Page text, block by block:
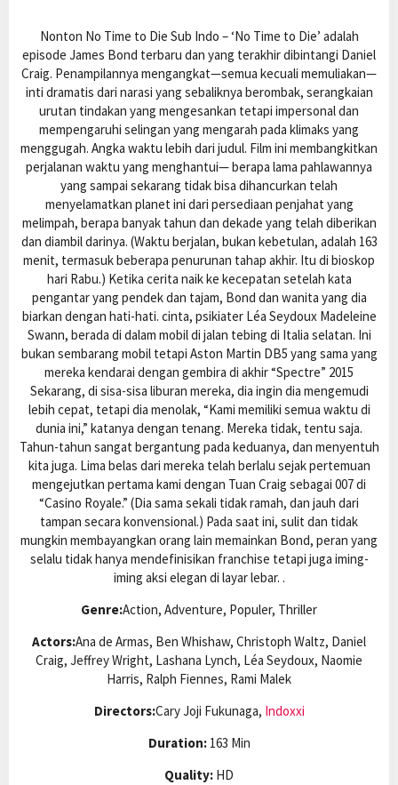
Nonton No Time to Die Sub Indo – ‘No Time to Die’ adalah
episode James Bond terbaru dan yang terakhir dibintangi Daniel
Craig. Penampilannya mengangkat—semua kecuali memuliakan—
inti dramatis dari narasi yang sebaliknya berombak, serangkaian
urutan tindakan yang mengesankan tetapi impersonal dan
mempengaruhi selingan yang mengarah pada klimaks yang
menggugah. Angka waktu lebih dari judul. Film ini membangkitkan
perjalanan waktu yang menghantui— berapa lama pahlawannya
yang sampai sekarang tidak bisa dihancurkan telah
menyelamatkan planet ini dari persediaan penjahat yang
melimpah, berapa banyak tahun dan dekade yang telah diberikan
dan diambil darinya. (Waktu berjalan, bukan kebetulan, adalah 163
menit, termasuk beberapa penurunan tahap akhir. Itu di bioskop
hari Rabu.) Ketika cerita naik ke kecepatan setelah kata
pengantar yang pendek dan tajam, Bond dan wanita yang dia
biarkan dengan hati-hati. cinta, psikiater Léa Seydoux Madeleine
Swann, berada di dalam mobil di jalan tebing di Italia selatan. Ini
bukan sembarang mobil tetapi Aston Martin DB5 yang sama yang
mereka kendarai dengan gembira di akhir “Spectre” 2015
Sekarang, di sisa-sisa liburan mereka, dia ingin dia mengemudi
lebih cepat, tetapi dia menolak, “Kami memiliki semua waktu di
dunia ini,” katanya dengan tenang. Mereka tidak, tentu saja.
Tahun-tahun sangat bergantung pada keduanya, dan menyentuh
kita juga. Lima belas dari mereka telah berlalu sejak pertemuan
mengejutkan pertama kami dengan Tuan Craig sebagai 007 di
“Casino Royale.” (Dia sama sekali tidak ramah, dan jauh dari
tampan secara konvensional.) Pada saat ini, sulit dan tidak
mungkin membayangkan orang lain memainkan Bond, peran yang
selalu tidak hanya mendefinisikan franchise tetapi juga iming-
iming aksi elegan di layar lebar. .
Genre:Action, Adventure, Populer, Thriller
Actors:Ana de Armas, Ben Whishaw, Christoph Waltz, Daniel
Craig, Jeffrey Wright, Lashana Lynch, Léa Seydoux, Naomie
Harris, Ralph Fiennes, Rami Malek
Directors:Cary Joji Fukunaga, Indoxxi
Duration:163 Min
Quality: HD